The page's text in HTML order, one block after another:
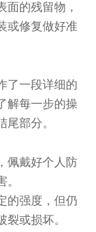
面的残留物，
或修复做好准
了一段详细的
解每一步的操
部分。
佩戴好个人防
的强度，但仍
或损坏。